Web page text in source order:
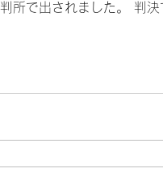
で出されました。 判決